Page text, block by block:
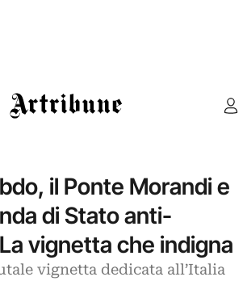
Artribune
il Ponte Morandi e
di Stato anti-
vignetta che indigna
vignetta dedicata all’Italia